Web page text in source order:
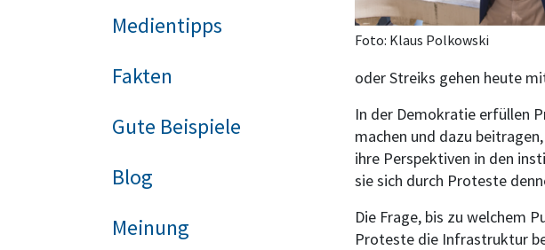
Medientipps
Fakten
Gute Beispiele
Blog
Meinung
Foto: Klaus Polkowski
oder Streiks gehen heute
In der Demokratie erfüllen
machen und dazu
ihre Perspektiven in den
sie sich durch Proteste
Die Frage, bis zu welchem
Proteste die Infrastruktur